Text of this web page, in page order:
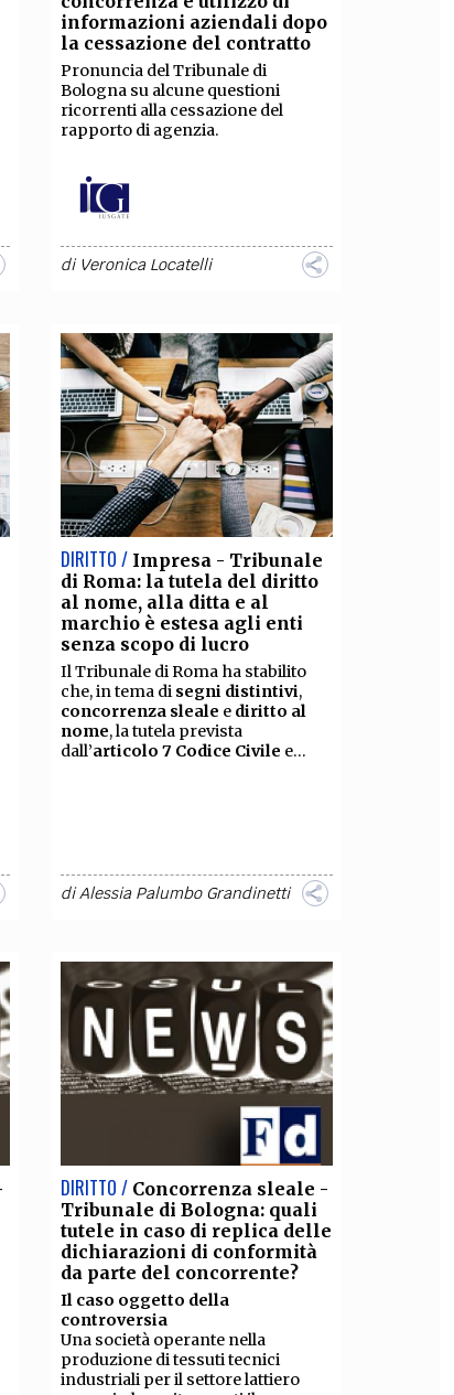
CON NOI
informazioni aziendali dopo
la cessazione del contratto
Pronuncia del Tribunale di
Bologna su alcune questioni
ricorrenti alla cessazione del
rapporto di agenzia.
di Veronica Locatelli
DIRITTO / Impresa - Tribunale
di Roma: la tutela del diritto
al nome, alla ditta e al
marchio è estesa agli enti
senza scopo di lucro
Il Tribunale di Roma ha stabilito
che, in tema di segni distintivi,
concorrenza sleale e diritto al
nome, la tutela prevista
dall’articolo 7 Codice Civile e...
diAlessia Palumbo Grandinetti
DIRITTO / Concorrenza sleale -
Tribunale di Bologna: quali
tutele in caso di replica delle
dichiarazioni di conformità
da parte del concorrente?
Il caso oggetto della
controversia
Una società operante nella
produzione di tessuti tecnici
industriali per il settore lattiero